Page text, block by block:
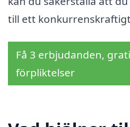
till ett
Få 3 erbjudanden,
förpliktelser